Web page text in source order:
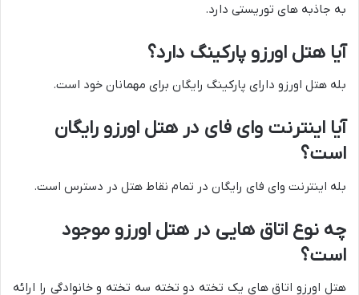
به جاذبه های توریستی دارد.
آیا هتل اورزو پارکینگ دارد؟
بله هتل اورزو دارای پارکینگ رایگان برای مهمانان خود است.
آیا اینترنت وای فای در هتل اورزو رایگان
است؟
بله اینترنت وای فای رایگان در تمام نقاط هتل در دسترس است.
چه نوع اتاق هایی در هتل اورزو موجود
است؟
هتل اورزو اتاق های یک تخته دو تخته سه تخته و خانوادگی را ارائه